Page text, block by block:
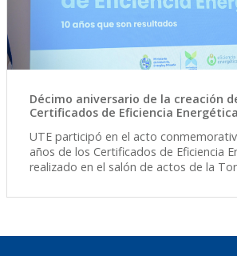
Décimo aniversario de la creación
Certificados de Eficiencia Energética
UTE participó en el acto
años de los Certificados de Eficiencia
realizado en el salón de actos de la